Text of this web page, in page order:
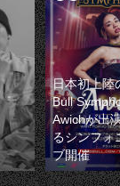
日本初上陸
Bull
Awichが出
るシンフォ
ブ開催